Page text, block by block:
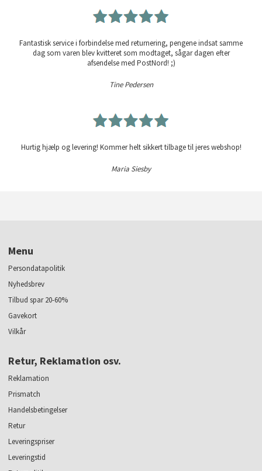
Fantastisk service i forbindelse med returnering, pengene indsat samme
dag som varen blev kvitteret som modtaget, sågar dagen efter
afsendelse med PostNord! ;)
Tine Pedersen
Hurtig hjælp og levering! Kommer helt sikkert tilbage til jeres webshop!
Maria Siesby
Menu
Persondatapolitik
Nyhedsbrev
Tilbud spar 20-60%
Gavekort
Vilkår
Retur, Reklamation osv.
Reklamation
Prismatch
Handelsbetingelser
Retur
Leveringspriser
Leveringstid